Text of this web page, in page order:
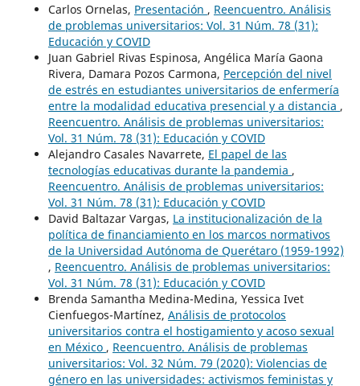
Carlos Ornelas, Presentación , Reencuentro. Análisis
de problemas universitarios: Vol. 31 Núm. 78 (31):
Educación y COVID
Juan Gabriel Rivas Espinosa, Angélica María Gaona
Rivera, Damara Pozos Carmona, Percepción del nivel
de estrés en estudiantes universitarios de enfermería
entre la modalidad educativa presencial y a distancia ,
Reencuentro. Análisis de problemas universitarios:
Vol. 31 Núm. 78 (31): Educación y COVID
Alejandro Casales Navarrete, El papel de las
tecnologías educativas durante la pandemia ,
Reencuentro. Análisis de problemas universitarios:
Vol. 31 Núm. 78 (31): Educación y COVID
David Baltazar Vargas, La institucionalización de la
política de financiamiento en los marcos normativos
de la Universidad Autónoma de Querétaro (1959-1992)
, Reencuentro. Análisis de problemas universitarios:
Vol. 31 Núm. 78 (31): Educación y COVID
Brenda Samantha Medina-Medina, Yessica Ivet
Cienfuegos-Martínez, Análisis de protocolos
universitarios contra el hostigamiento y acoso sexual
en México , Reencuentro. Análisis de problemas
universitarios: Vol. 32 Núm. 79 (2020): Violencias de
género en las universidades: activismos feministas y